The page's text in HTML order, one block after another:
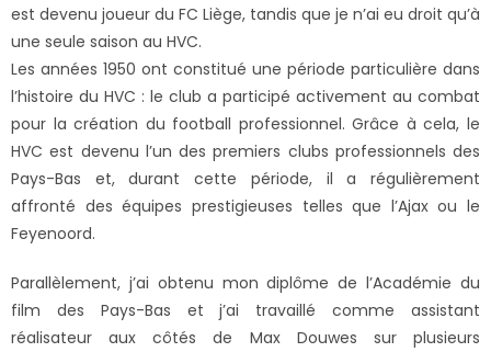
est devenu joueur du FC Liège, tandis que je n’ai eu droit qu’à
une seule saison au HVC.
Les années 1950 ont constitué une période particulière dans
l’histoire du HVC : le club a participé activement au combat
pour la création du football professionnel. Grâce à cela, le
HVC est devenu l’un des premiers clubs professionnels des
Pays-Bas et, durant cette période, il a régulièrement
affronté des équipes prestigieuses telles que l’Ajax ou le
Feyenoord.
Parallèlement, j’ai obtenu mon diplôme de l’Académie du
film des Pays-Bas et j’ai travaillé comme assistant
réalisateur aux côtés de Max Douwes sur plusieurs